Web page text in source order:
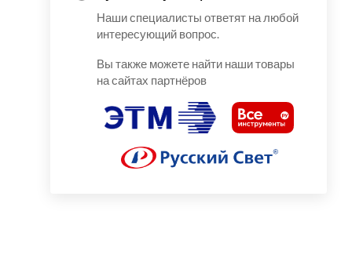
Наши специалисты ответят на любой
интересующий вопрос.
Вы также можете найти наши товары
на сайтах партнёров